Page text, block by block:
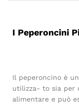
I Peperoncini
Il peperoncino è
utilizza- to sia per
alimentare e può